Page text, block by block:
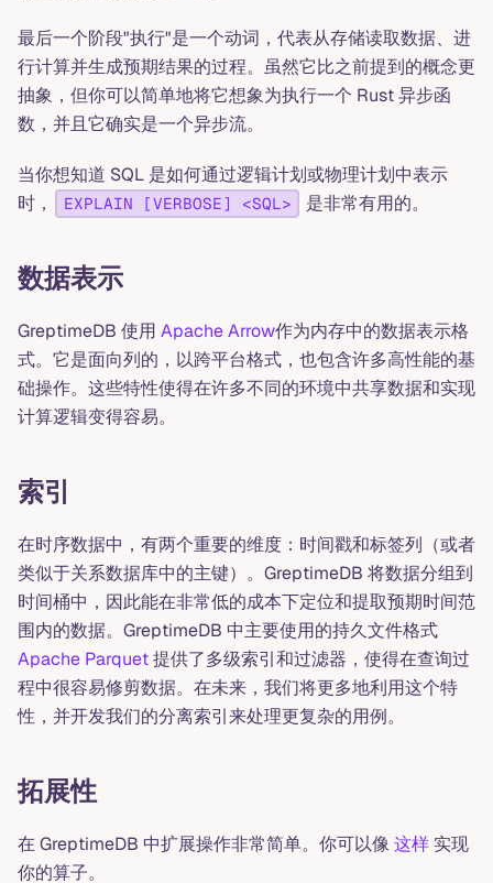
最后一个阶段"执行"是一个动词，代表从存储读取数据、进
行计算并生成预期结果的过程。虽然它比之前提到的概念更
抽象，但你可以简单地将它想象为执行一个 Rust 异步函
数，并且它确实是一个异步流。
当你想知道 SQL 是如何通过逻辑计划或物理计划中表示
时，
EXPLAIN [VERBOSE] <SQL> 是非常有用的。
数据表示
GreptimeDB 使用 Apache Arrow作为内存中的数据表示格
式。它是面向列的，以跨平台格式，也包含许多高性能的基
础操作。这些特性使得在许多不同的环境中共享数据和实现
计算逻辑变得容易。
索引
在时序数据中，有两个重要的维度：时间戳和标签列（或者
类似于关系数据库中的主键）。GreptimeDB 将数据分组到
时间桶中，因此能在非常低的成本下定位和提取预期时间范
围内的数据。GreptimeDB 中主要使用的持久文件格式
Apache Parquet提供了多级索引和过滤器，使得在查询过
程中很容易修剪数据。在未来，我们将更多地利用这个特
性，并开发我们的分离索引来处理更复杂的用例。
拓展性
在 GreptimeDB 中扩展操作非常简单。你可以像 这样 实现
你的算子。